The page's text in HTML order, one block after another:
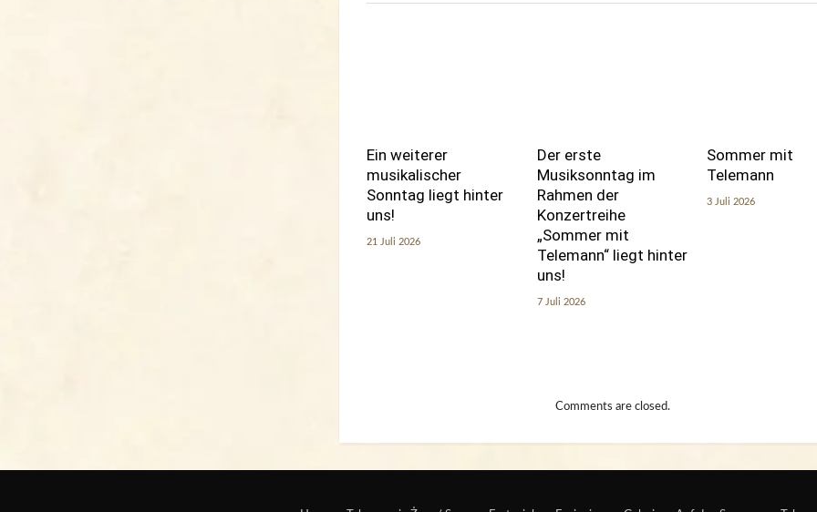
Ein weiterer
musikalischer
Sonntag liegt hinter
uns!
21 Juli 2026
Der erste
Musiksonntag im
Rahmen der
Konzertreihe
„Sommer mit
Telemann“ liegt hinter
uns!
7 Juli 2026
Sommer mit
Telemann
3 Juli 2026
Comments are closed.